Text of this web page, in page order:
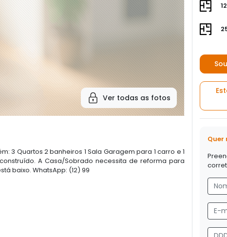
Ver todas as fotos
3 Quartos 2 banheiros 1 Sala Garagem para 1 carro e 1
construído. A Casa/Sobrado necessita de reforma para
baixo. WhatsApp: (12) 99
Quer